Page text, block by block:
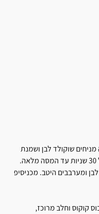
שוקולד לבן ושמנת
מתוקה , ממיסים במיקרוגל בפולסים של 30 שניות עד המסה מלאה.
ומערבבים היטב. מכניסיפ
קוקוס וחלב מרוכז,